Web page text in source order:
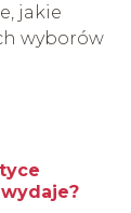
jakie
wyborów